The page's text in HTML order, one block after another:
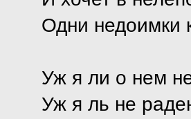
Одни недоимки
Уж я ли о нем
Уж я ль не